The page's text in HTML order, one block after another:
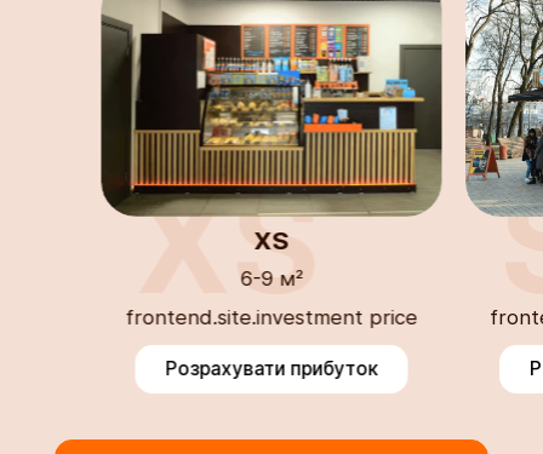
XS
XS
6-9 м²
frontend.site.investment price
Розрахувати прибуток